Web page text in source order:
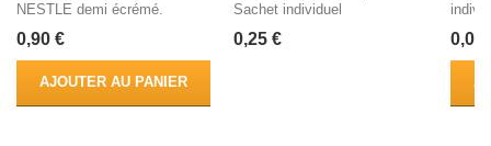
NESTLE demi écrémé.
0,90 €
AJOUTER AU PANIER
Sachet individuel
0,25 € 0,05